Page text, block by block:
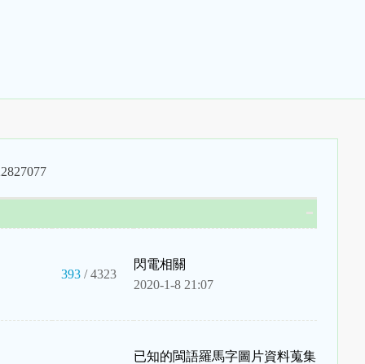
393/ 4323
閃電相關
2020-1-8 21:07
已知的閩語羅馬字圖片資料蒐集